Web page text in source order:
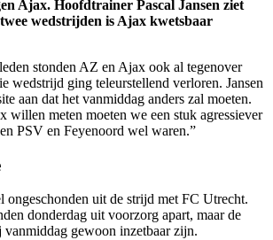
Ajax. Hoofdtrainer Pascal Jansen ziet
wedstrijden is Ajax kwetsbaar
stonden AZ en Ajax ook al tegenover
wedstrijd ging teleurstellend verloren. Jansen
aan dat het vanmiddag anders zal moeten.
willen meten moeten we een stuk agressiever
PSV en Feyenoord wel waren.”
ongeschonden uit de strijd met FC Utrecht.
donderdag uit voorzorg apart, maar de
gewoon inzetbaar zijn.